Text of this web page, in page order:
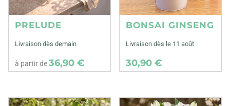
PRELUDE
Livraison dès demain
à partir de36,90 €
BONSAI GINSENG
Livraison dès le 11 août
30,90 €